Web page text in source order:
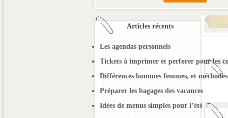
Articles récents
Les agendas personnels
Tickets à imprimer et perforer pour les
Différences hommes femmes, et
Préparer les bagages des vacances
Idées de menus simples pour l’été